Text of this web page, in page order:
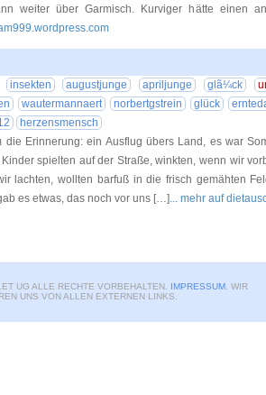
weiter über Garmisch. Kurviger hätte einen
insekten augustjunge apriljunge glã¼ck
wautermannaert norbertgstrein glück
herzensmensch
die Erinnerung: ein Ausflug übers Land, es war
Kinder spielten auf der Straße, winkten, wenn wir
lachten, wollten barfuß in die frisch gemähten
es etwas, das noch vor uns […]... mehr auf
UG ALLE RECHTE VORBEHALTEN. IMPRESSUM. WIR
UNS VON ALLEN EXTERNEN LINKS.